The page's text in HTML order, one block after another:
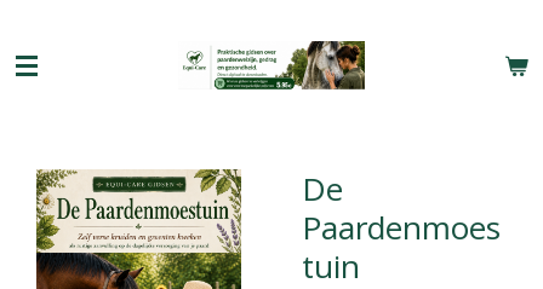
direct
naar
De
Paardenmoes
tuin